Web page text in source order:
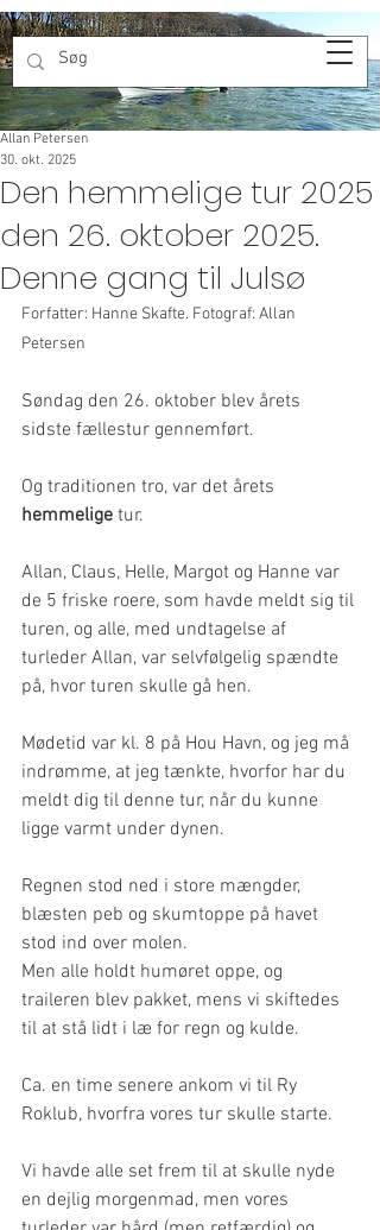
Den hemmelige tur 2025
den 26. oktober 2025.
Denne gang til Julsø
Allan Petersen
30. okt. 2025
Forfatter: Hanne Skafte. Fotograf: Allan
Petersen
Søndag den 26. oktober blev årets
sidste fællestur gennemført.
Og traditionen tro, var det årets
hemmelige tur.
Allan, Claus, Helle, Margot og Hanne var
de 5 friske roere, som havde meldt sig til
turen, og alle, med undtagelse af
turleder Allan, var selvfølgelig spændte
på, hvor turen skulle gå hen.
Mødetid var kl. 8 på Hou Havn, og jeg må
indrømme, at jeg tænkte, hvorfor har du
meldt dig til denne tur, når du kunne
ligge varmt under dynen.
Regnen stod ned i store mængder,
blæsten peb og skumtoppe på havet
stod ind over molen.
Men alle holdt humøret oppe, og
traileren blev pakket, mens vi skiftedes
til at stå lidt i læ for regn og kulde.
Ca. en time senere ankom vi til Ry
Roklub, hvorfra vores tur skulle starte.
Vi havde alle set frem til at skulle nyde
en dejlig morgenmad, men vores